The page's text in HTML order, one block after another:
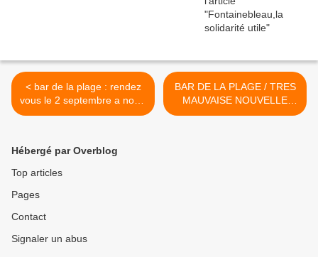
< bar de la plage : rendez
vous le 2 septembre a notre
grande manifestation de
BAR DE LA PLAGE / TRES
MAUVAISE NOUVELLE
ENTRE COLERE ET
Hébergé par Overblog
Top articles
Pages
Contact
Signaler un abus